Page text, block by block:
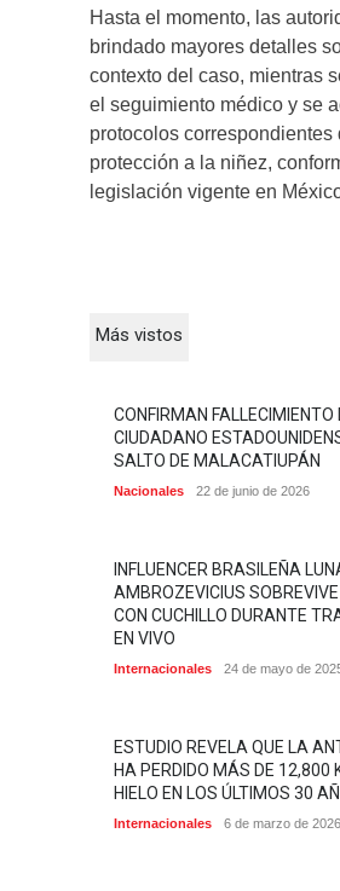
Hasta el momento, las
brindado mayores detalles
contexto del caso, mientras
el seguimiento médico y se
protocolos correspondientes
protección a la niñez,
legislación vigente en
Más vistos
CONFIRMAN FALLECIMIENTO
CIUDADANO
SALTO DE MALACATIUPÁN
Nacionales 22 de junio de 2026
INFLUENCER BRASILEÑA
AMBROZEVICIUS
CON CUCHILLO DURANTE
EN VIVO
Internacionales 24 de mayo de
ESTUDIO REVELA QUE LA
HA PERDIDO MÁS DE 12,800
HIELO EN LOS ÚLTIMOS 30
Internacionales 6 de marzo de 2026